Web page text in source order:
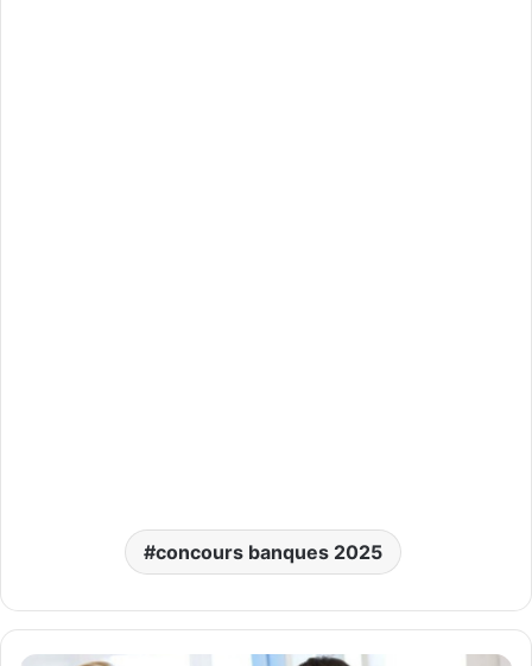
concours banques 2025